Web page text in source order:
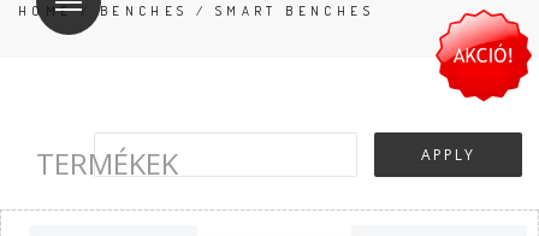
HOME/BENCHES / SMART BENCHES
TERMÉKEK